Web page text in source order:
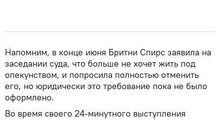
Напомним, в конце июня Бритни Спирс заявила на
заседании суда, что больше не хочет жить под
опекунством, и попросила полностью отменить
его, но юридически это требование пока не было
оформлено.
Во время своего 24-минутного выступления